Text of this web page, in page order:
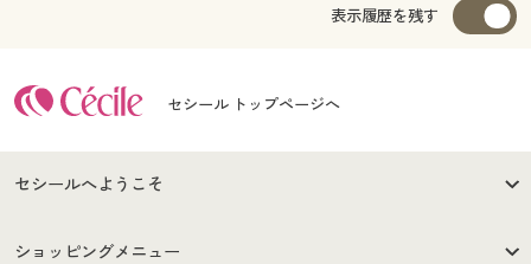
表示履歴を残す
セシール トップページへ
セシールへようこそ
はじめての方へ
ショッピングメニュー